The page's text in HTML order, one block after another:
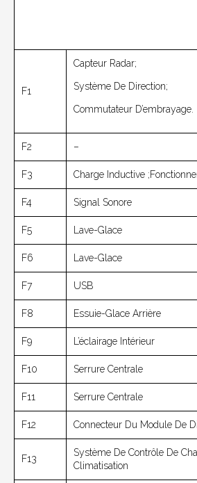
F1
Capteur Radar;
Système De Direction;
Commutateur D’embrayage.
F2 –
F3 Charge Inductive
F4 Signal Sonore
F5 Lave-Glace
F6 Lave-Glace
F7 USB
F8 Essuie-Glace Arrière
F9 L’éclairage Intérieur
F10 Serrure Centrale
F11 Serrure Centrale
F12 Connecteur Du Module De
F13
Système De Contrôle De
Climatisation